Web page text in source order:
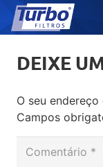
DEIXE
O seu
Campos